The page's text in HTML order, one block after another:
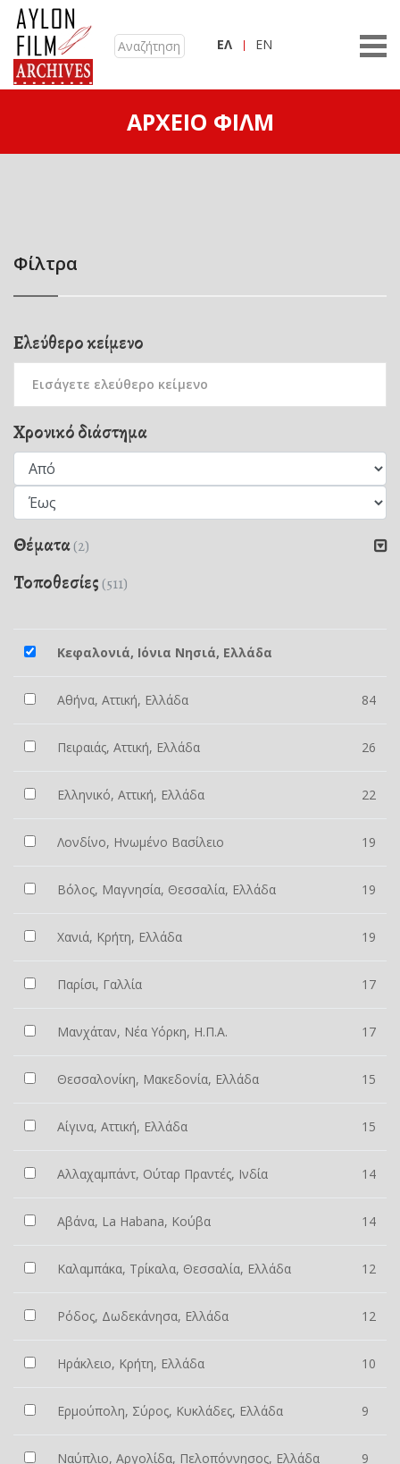
ΕΛ EN
ΑΡΧΕΊΟ ΦΙΛΜ
Φίλτρα
Ελεύθερο κείμενο
Χρονικό διάστημα
Θέματα(2)
Τοποθεσίες (511)
Κεφαλονιά, Ιόνια Νησιά, Ελλάδα
Αθήνα, Αττική, Ελλάδα 84
Πειραιάς, Αττική, Ελλάδα 26
Ελληνικό, Αττική, Ελλάδα 22
Λονδίνο, Ηνωμένο Βασίλειο 19
Βόλος, Μαγνησία, Θεσσαλία, Ελλάδα 19
Χανιά, Κρήτη, Ελλάδα 19
Παρίσι, Γαλλία 17
Μανχάταν, Νέα Υόρκη, Η.Π.Α. 17
Θεσσαλονίκη, Μακεδονία, Ελλάδα 15
Αίγινα, Αττική, Ελλάδα 15
Αλλαχαμπάντ, Ούταρ Πραντές, Ινδία 14
Αβάνα, La Habana, Κούβα 14
Καλαμπάκα, Τρίκαλα, Θεσσαλία, Ελλάδα 12
Ρόδος, Δωδεκάνησα, Ελλάδα 12
Ηράκλειο, Κρήτη, Ελλάδα 10
Ερμούπολη, Σύρος, Κυκλάδες, Ελλάδα 9
Ναύπλιο, Αργολίδα, Πελοπόννησος, Ελλάδα 9